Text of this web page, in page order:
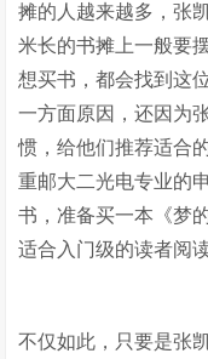
摊的人越来越多，张
米长的书摊上一般要
想买书，都会找到这
一方面原因，还因为
惯，给他们推荐适合
重邮大二光电专业的
书，准备买一本《梦
适合入门级的读者阅
不仅如此，只要是张